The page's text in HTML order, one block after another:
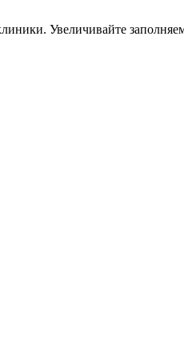
Увеличивайте